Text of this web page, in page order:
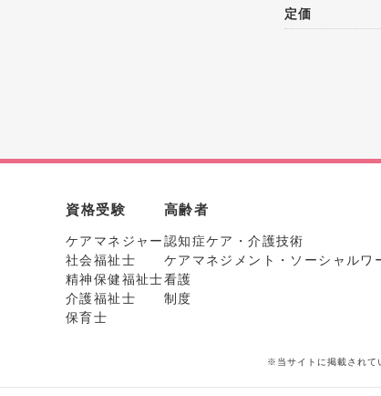
定価
資格受験
ケアマネジャー
社会福祉士
精神保健福祉士
介護福祉士
保育士
高齢者
認知症ケア・介護技術
ケアマネジメント・ソーシャルワ
看護
制度
※当サイトに掲載されて